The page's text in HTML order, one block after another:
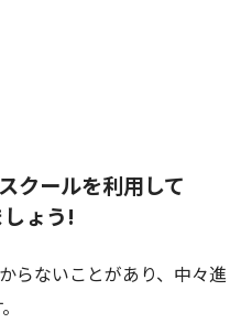
クールを利用して
ょう!
らないことがあり、中々進